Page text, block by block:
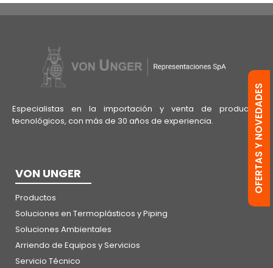
Especialistas en la importación y venta de productos
tecnológicos, con más de 30 años de experiencia.
OFERTAS Y NOVEDADES
VON UNGER
Productos
Soluciones en Termoplásticos y Piping
Soluciones Ambientales
Arriendo de Equipos y Servicios
Servicio Técnico